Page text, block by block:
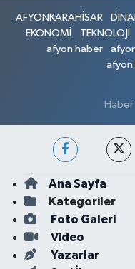
AFYONKARAHİSAR
EKONOMİ
TEKNOLOJİ
afyon haber
afyon
Haber
Ana Sayfa
Kategoriler
Foto Galeri
Video
Yazarlar